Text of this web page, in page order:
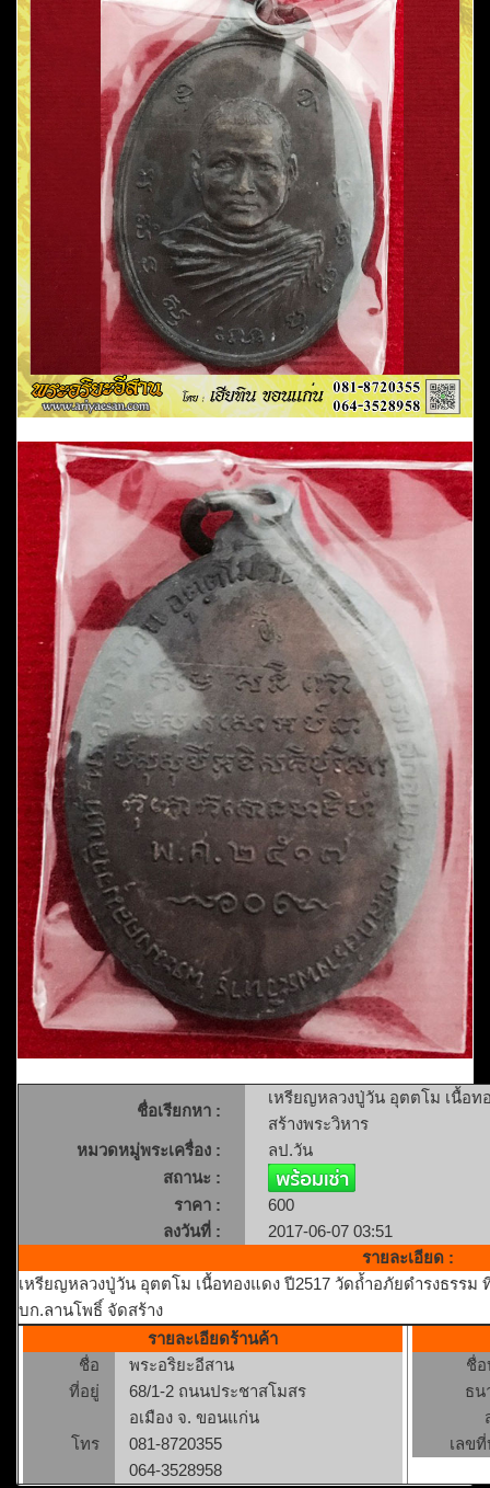
ชื่อเรียกหา :
เหรียญหลวงปู่วัน อุตตโม เนื้อท
สร้างพระวิหาร
หมวดหมู่พระเครื่อง :
ลป.วัน
สถานะ :
ราคา :
600
ลงวันที่ :
2017-06-07 03:51
รายละเอียด :
เหรียญหลวงปู่วัน อุตตโม เนื้อทองแดง ปี2517 วัดถ้ำอภัยดำรงธรร
บก.ลานโพธิ์ จัดสร้าง
รายละเอียดร้านค้า
ชื่อ
พระอริยะอีสาน
ที่อยู่
68/1-2 ถนนประชาสโมสร
อเมือง จ. ขอนแก่น
โทร
081-8720355
064-3528958
ชื่
ธน
เลข